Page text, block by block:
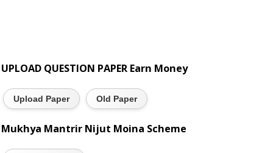
UPLOAD QUESTION PAPER Earn Money
Upload Paper Old Paper
Mukhya Mantrir Nijut Moina Scheme